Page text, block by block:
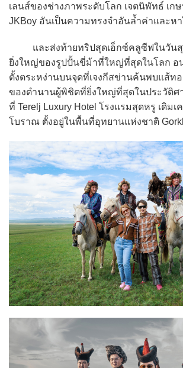
เลนส์ของช่างภาพระดับโลก เจตนิพัทธ์ เก
JKBoy อันเป็นความทรงจำอันล้ำค่าและหา
และส่งท้ายทริปสุดเอ็กซ์คลูซีฟในวันสุ
ยิ่งใหญ่ของรูปปั้นขี่ม้าที่ใหญ่ที่สุดในโลก อ
ตั้งตระหง่านบนจุดที่เจงกีสข่านค้นพบแส้ท
ของตำนานผู้พิชิตที่ยิ่งใหญ่ที่สุดในประวัติศ
ที่ Terelj Luxury Hotel โรงแรมสุดหรู เดิมเ
โบราณ ตั้งอยู่ในพื้นที่อุทยานแห่งชาติ